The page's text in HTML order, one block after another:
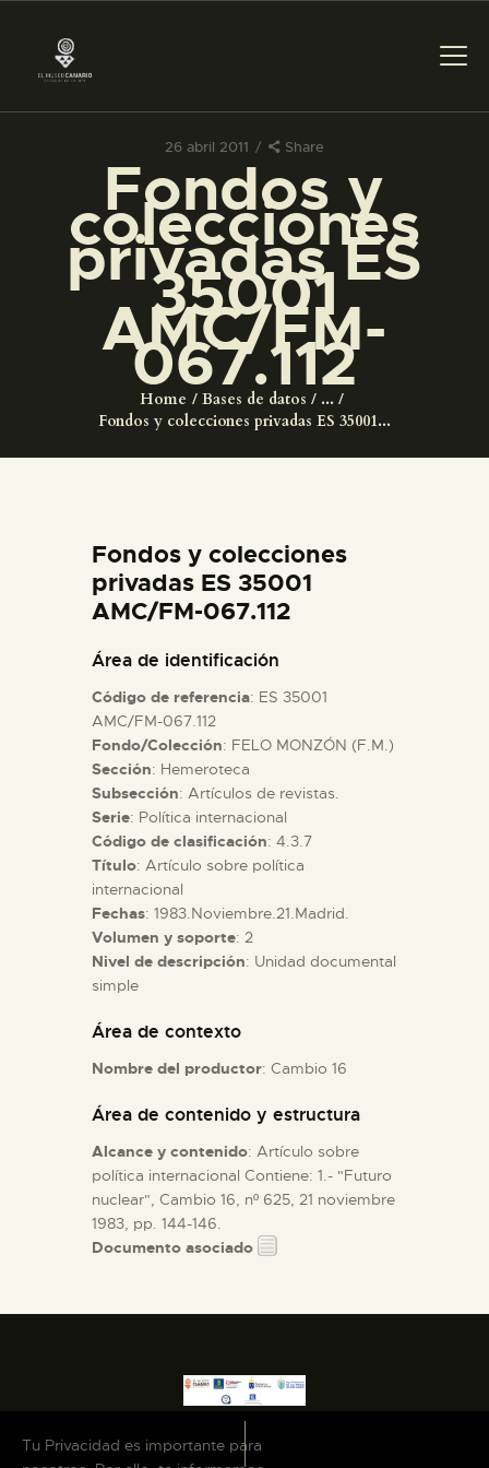
26 abril 2011 Share
Fondos y
colecciones
privadas ES
35001
AMC/FM-
067.112
Home Bases de datos
...
Fondos y colecciones privadas ES 35001...
PREPARAR LA VISITA
ACTIVIDADES
█
EL MUSEO
ESPAÑOL
ACTIVIDADES
█
EL MUSEO
COLECCIONES
DIDÁCTICA
ESPAÑOL
Fondos y colecciones
privadas ES 35001
AMC/FM-067.112
Área de identificación
Código de referencia: ES 35001
AMC/FM-067.112
Fondo/Colección: FELO MONZÓN (F.M.)
Sección: Hemeroteca
Subsección: Artículos de revistas.
Serie: Política internacional
Código de clasificación: 4.3.7
Título: Artículo sobre política
internacional
Fechas: 1983.Noviembre.21.Madrid.
Volumen y soporte: 2
Nivel de descripción: Unidad documental
simple
Área de contexto
Nombre del productor: Cambio 16
Área de contenido y estructura
Alcance y contenido: Artículo sobre
política internacional Contiene: 1.- "Futuro
nuclear", Cambio 16, nº 625, 21 noviembre
1983, pp. 144-146.
Documento asociado
Tu Privacidad es importante para